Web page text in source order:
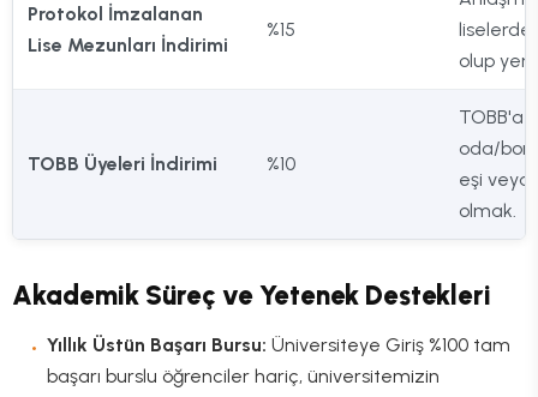
Protokol İmzalanan
Lise Mezunları İndirimi
%15
olup
TOBB Üyeleri İndirimi %10
TOBB'a
oda/
eşi veya
olmak.
Akademik Süreç ve Yetenek Destekleri
Yıllık Üstün Başarı Bursu: Üniversiteye Giriş %100 tam
başarı burslu öğrenciler hariç, üniversitemizin